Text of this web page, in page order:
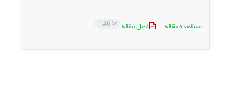
مشاهده مقاله اصل مقاله 1.46 M